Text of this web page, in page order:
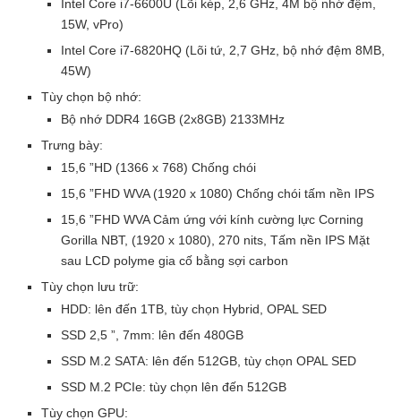
Intel Core i7-6600U (Lõi kép, 2,6 GHz, 4M bộ nhớ đệm,
15W, vPro)
Intel Core i7-6820HQ (Lõi tứ, 2,7 GHz, bộ nhớ đệm 8MB,
45W)
Tùy chọn bộ nhớ:
Bộ nhớ DDR4 16GB (2x8GB) 2133MHz
Trưng bày:
15,6 ”HD (1366 x 768) Chống chói
15,6 ”FHD WVA (1920 x 1080) Chống chói tấm nền IPS
15,6 ”FHD WVA Cảm ứng với kính cường lực Corning
Gorilla NBT, (1920 x 1080), 270 nits, Tấm nền IPS Mặt
sau LCD polyme gia cố bằng sợi carbon
Tùy chọn lưu trữ:
HDD: lên đến 1TB, tùy chọn Hybrid, OPAL SED
SSD 2,5 ”, 7mm: lên đến 480GB
SSD M.2 SATA: lên đến 512GB, tùy chọn OPAL SED
SSD M.2 PCIe: tùy chọn lên đến 512GB
Tùy chọn GPU: